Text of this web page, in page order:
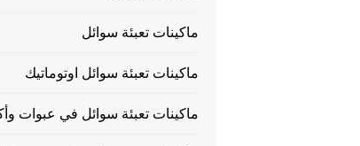
ماكينات تعبئة سوائل
ماكينات تعبئة سوائل اوتوماتيك
ماكينات تعبئة سوائل في عبوات